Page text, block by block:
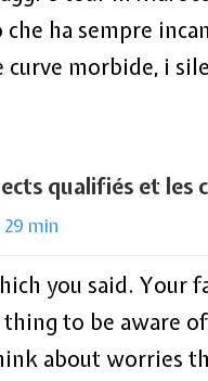
ha sempre
curve morbide, i
qualifiés et les
29 min
you said. Your
to be aware
about worries